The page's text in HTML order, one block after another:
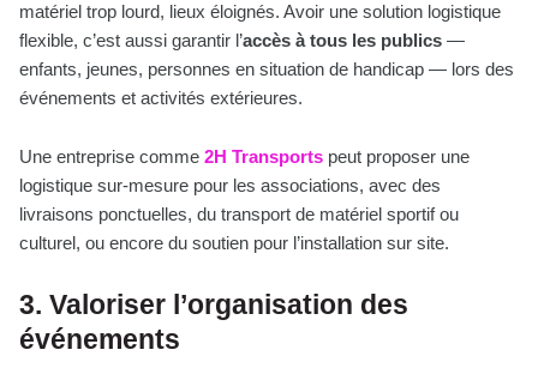
matériel trop lourd, lieux éloignés. Avoir une solution logistique
flexible, c’est aussi garantir l’accès à tous les publics —
enfants, jeunes, personnes en situation de handicap — lors des
événements et activités extérieures.
Une entreprise comme 2H Transports peut proposer une
logistique sur-mesure pour les associations, avec des
livraisons ponctuelles, du transport de matériel sportif ou
culturel, ou encore du soutien pour l’installation sur site.
3. Valoriser l’organisation des
événements